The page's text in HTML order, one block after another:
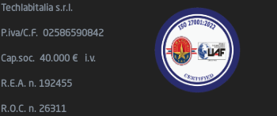
Techlabitalia s.r.l.
P.iva/C.F. 02586590842
Cap.soc. 40.000 € i.v.
R.E.A. n. 192455
R.O.C. n. 26311